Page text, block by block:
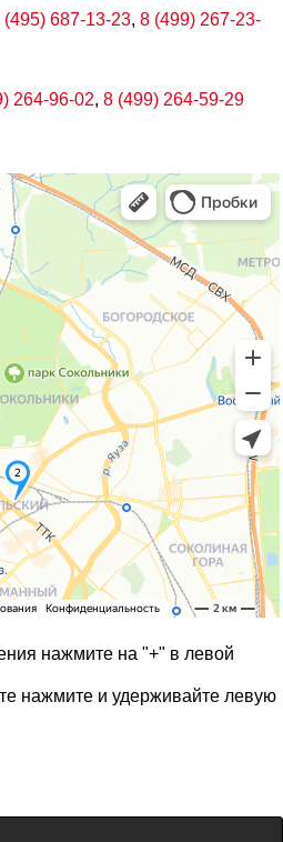
(495) 687-13-23 8 (499) 267-23-
264-96-02, 8 (499) 264-59-29
поиск мест
нажмите на "+" в левой
нажмите и удерживайте левую